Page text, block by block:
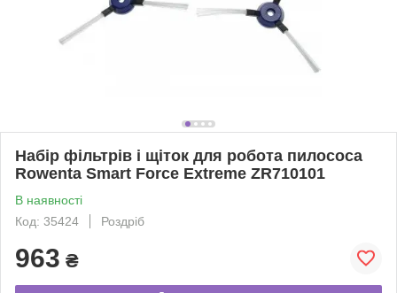
Набір фільтрів і щіток для робота пилососа
Rowenta Smart Force Extreme ZR710101
В наявності
Код: 35424
Роздріб
963 ₴